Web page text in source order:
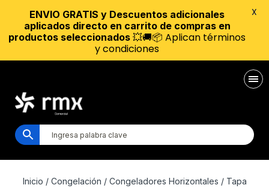
Inicio / Congelación / Congeladores Horizontales / Tapa
ENVIO GRATIS y Descuentos adicionales
aplicados directo en carrito de compras en
productos seleccionados 💥🚚📦 Aplican términos
y condiciones
X